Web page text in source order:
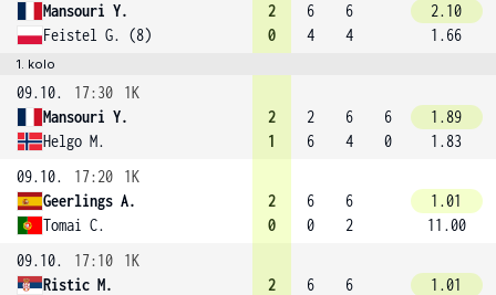
Mansouri Y.
Feistel G. (8)
2
0
6
4
6
4
2.10
1.66
1. kolo
09.10. 17:30
1K
Mansouri Y.
Helgo M.
2
1
2
6
6
4
6
0
1.89
1.83
09.10.
17:20
1K
Geerlings A.
Tomai C.
2
0
6
0
6
2
1.01
11.00
09.10.
17:10
1K
Ristic M.
2
6
6
1.01